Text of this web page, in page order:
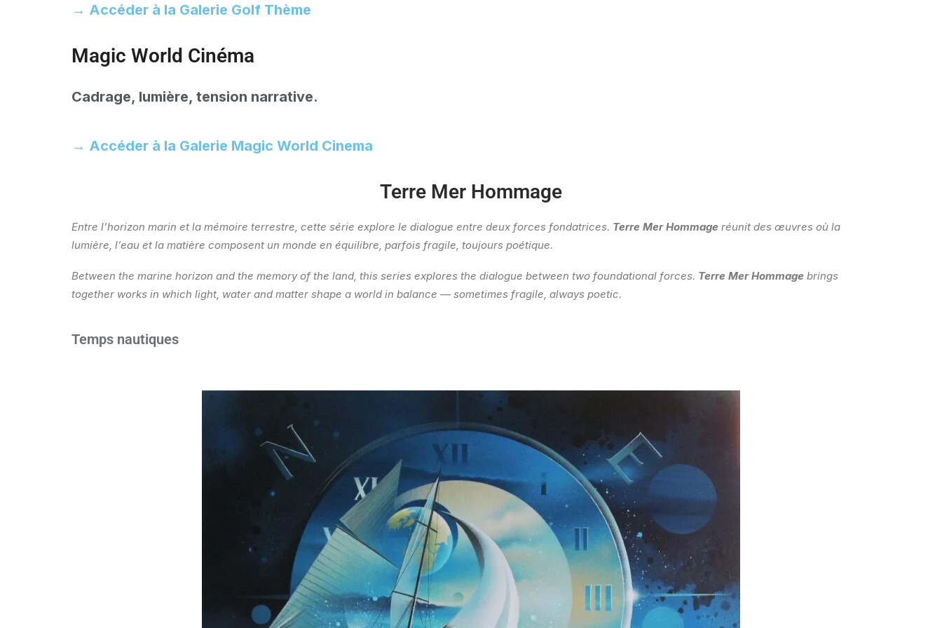
→ Accéder à la Galerie Golf Thème
Magic World Cinéma
Cadrage, lumière, tension narrative.
→ Accéder à la Galerie Magic World Cinema
Terre Mer Hommage
Entre l’horizon marin et la mémoire terrestre, cette série explore le dialogue entre deux forces fondatrices. Terre Mer Hommage réunit des œuvres où la
lumière, l’eau et la matière composent un monde en équilibre, parfois fragile, toujours poétique.
Between the marine horizon and the memory of the land, this series explores the dialogue between two foundational forces. Terre Mer Hommage brings
together works in which light, water and matter shape a world in balance — sometimes fragile, always poetic.
Temps nautiques